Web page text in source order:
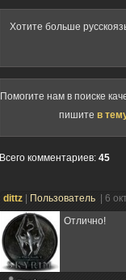
Хотите больше
Помогите нам в поиске
пишите в
Всего комментариев: 45
dittz Пользователь
| 6
Отлично!